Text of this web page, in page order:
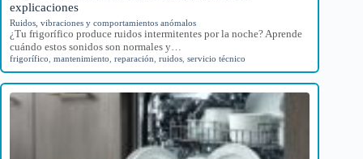
explicaciones
Ruidos, vibraciones y comportamientos anómalos
¿Tu frigorífico produce ruidos intermitentes por la noche? Aprende
cuándo estos sonidos son normales y…
frigorífico mantenimiento reparación ruidos servicio técnico